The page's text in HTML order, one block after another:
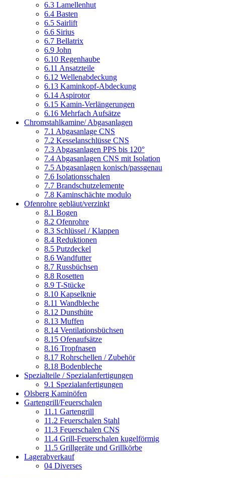
6.3 Lamellenhut
6.4 Basten
6.5 Sairlift
6.6 Sirius
6.7 Bellatrix
6.9 John
6.10 Regenhaube
6.11 Ansatzteile
6.12 Wellenabdeckung
6.13 Kaminkopf-Abdeckung
6.14 Aspirotor
6.15 Kamin-Verlängerungen
6.16 Mehrfach Aufsätze
Chromstahlkamine/ Abgasanlagen
7.1 Abgasanlage CNS
7.2 Kesselanschlüsse CNS
7.3 Abgasanlagen PPS bis 120°
7.4 Abgasanlagen CNS mit Isolation
7.5 Abgasanlagen konisch/passgenau
7.6 Isolationsschalen
7.7 Brandschutzelemente
7.8 Kaminschächte modulo
Ofenrohre gebläut/verzinkt
8.1 Bogen
8.2 Ofenrohre
8.3 Schlüssel / Klappen
8.4 Reduktionen
8.5 Putzdeckel
8.6 Wandfutter
8.7 Russbüchsen
8.8 Rosetten
8.9 T-Stücke
8.10 Kapselknie
8.11 Wandbleche
8.12 Dunsthüte
8.13 Muffen
8.14 Ventilationsbüchsen
8.15 Ofenaufsätze
8.16 Tropfnasen
8.17 Rohrschellen / Zubehör
8.18 Bodenbleche
Spezialteile / Spezialanfertigungen
9.1 Spezialanfertigungen
Olsberg Kaminöfen
Gartengrill/Feuerschalen
11.1 Gartengrill
11.2 Feuerschalen Stahl
11.3 Feuerschalen CNS
11.4 Grill-Feuerschalen kugelförmig
11.5 Grillgeräte und Grillkörbe
Lagerabverkauf
04 Diverses